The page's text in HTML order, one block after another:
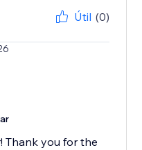
Útil (0)
Thank you for the